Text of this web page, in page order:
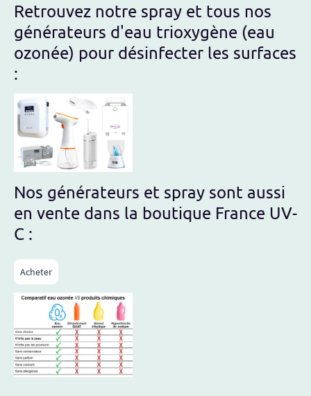
Retrouvez notre spray et tous nos
générateurs d'eau trioxygène (eau
ozonée) pour désinfecter les surfaces
:
Nos générateurs et spray sont aussi
en vente dans la boutique France UV-
C :
Acheter